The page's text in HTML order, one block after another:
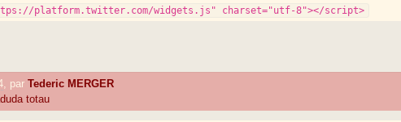
platform.twitter.com/widgets.js" charset="utf-8"></script>
parTederic MERGER
totau